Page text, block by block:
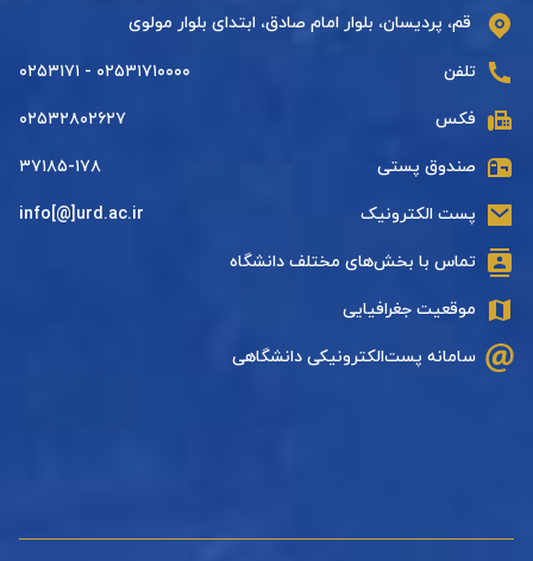
قم، پردیسان، بلوار امام صادق، ابتدای بلوار مولوی
تلفن ۰۲۵۳۱۷۱۰۰۰۰ - ۰۲۵۳۱۷۱
فکس ۰۲۵۳۲۸۰۲۶۲۷
صندوق پستی ۳۷۱۸۵-۱۷۸
پست الکترونیک info[@]urd.ac.ir
تماس با بخش‌های مختلف دانشگاه
موقعیت جغرافیایی
سامانه پست‌الکترونیکی دانشگاهی